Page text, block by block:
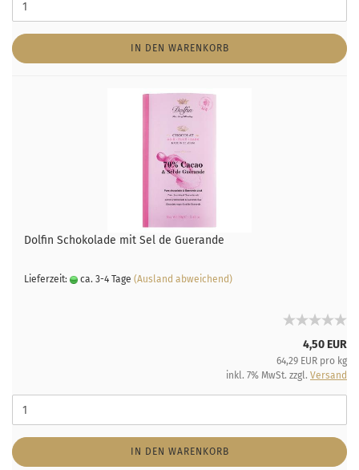
IN DEN WARENKORB
Dolfin Schokolade mit Sel de Guerande
Lieferzeit: ca. 3-4 Tage (Ausland abweichend)
4,50 EUR
64,29 EUR pro kg
inkl. 7% MwSt. zzgl. Versand
IN DEN WARENKORB